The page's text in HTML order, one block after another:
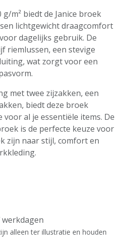
m² biedt de Janice broek
lichtgewicht draagcomfort
dagelijks gebruik. De
riemlussen, een stevige
wat zorgt voor een
met twee zijzakken, een
biedt deze broek
al je essentiële items. De
is de perfecte keuze voor
zijn naar stijl, comfort en
werkdagen
alleen ter illustratie en houden